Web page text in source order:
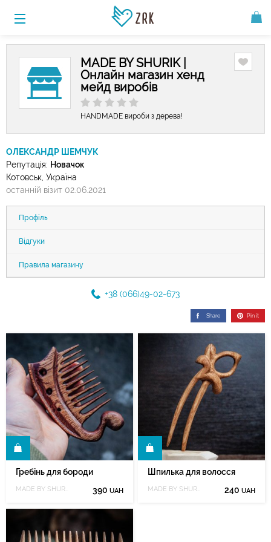
MADE BY SHURIK |
Онлайн магазин хенд
мейд виробів
HANDMADE вироби з дерева!
ОЛЕКСАНДР ШЕМЧУК
Репутація: Новачок
Котовськ, Україна
останній візит 02.06.2021
Профіль
Відгуки
Правила магазину
+38 (066)49-02-673
Share Pin it
Гребінь для бороди
MADE BY SHURIK 390 UAH
КУПИТИ
Шпилька для волосся
MADE BY SHURIK 240 UAH